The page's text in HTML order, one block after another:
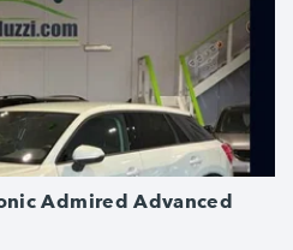
Admired Advanced